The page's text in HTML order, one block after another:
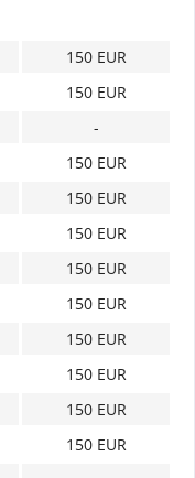
150 EUR
150 EUR
-
150 EUR
150 EUR
150 EUR
150 EUR
150 EUR
150 EUR
150 EUR
150 EUR
150 EUR